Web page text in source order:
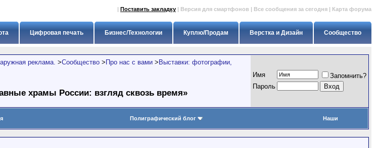
| Поставить закладку | Версия для смартфонов | Все сообщения за сегодня | Карта форума
Сообщество
Верстка и Дизайн
Куплю/Продам
Бизнес/Технологии
Цифровая печать
реклама. >Сообщество > Про нас с вами > Выставки: фотографии,
храмы России: взгляд сквозь время»
Имя
Запомнить?
Пapoль
Полиграфический блог Наши